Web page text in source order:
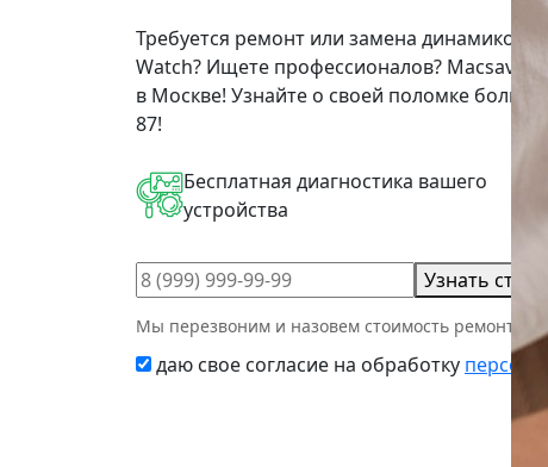
Требуется ремонт или замена динамиков и
Watch? Ищете профессионалов? Macsave –
в Москве! Узнайте о своей поломке больше,
87!
Бесплатная диагностика вашего
устройства
Узнать
Мы перезвоним и назовем стоимость ремонта за
даю свое согласие на обработку